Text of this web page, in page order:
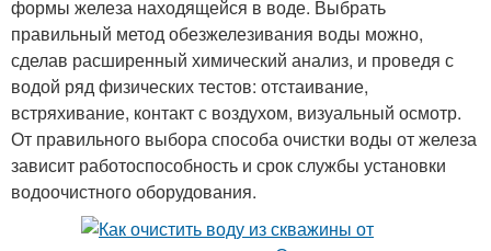
формы железа находящейся в воде. Выбрать
правильный метод обезжелезивания воды можно,
сделав расширенный химический анализ, и проведя с
водой ряд физических тестов: отстаивание,
встряхивание, контакт с воздухом, визуальный осмотр.
От правильного выбора способа очистки воды от железа
зависит работоспособность и срок службы установки
водоочистного оборудования.